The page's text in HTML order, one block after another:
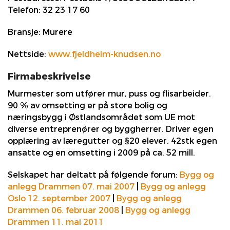
Telefon: 32 23 17 60
Bransje: Murere
Nettside: www.fjeldheim-knudsen.no
Firmabeskrivelse
Murmester som utfører mur, puss og flisarbeider.
90 % av omsetting er på store bolig og
næringsbygg i Østlandsområdet som UE mot
diverse entreprenører og byggherrer. Driver egen
opplæring av læregutter og §20 elever. 42stk egen
ansatte og en omsetting i 2009 på ca. 52 mill.
Selskapet har deltatt på følgende forum: Bygg og
anlegg Drammen 07. mai 2007
Bygg og anlegg
Oslo 12. september 2007
Bygg og anlegg
Drammen 06. februar 2008
Bygg og anlegg
Drammen 11. mai 2011